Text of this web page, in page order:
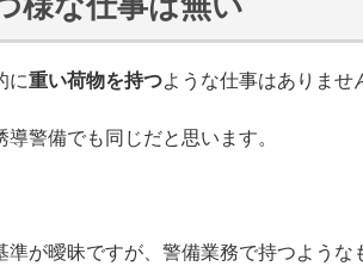
に重い荷物を持つような仕事はありませ
警備でも同じだと思います。
準が曖昧ですが、警備業務で持つような